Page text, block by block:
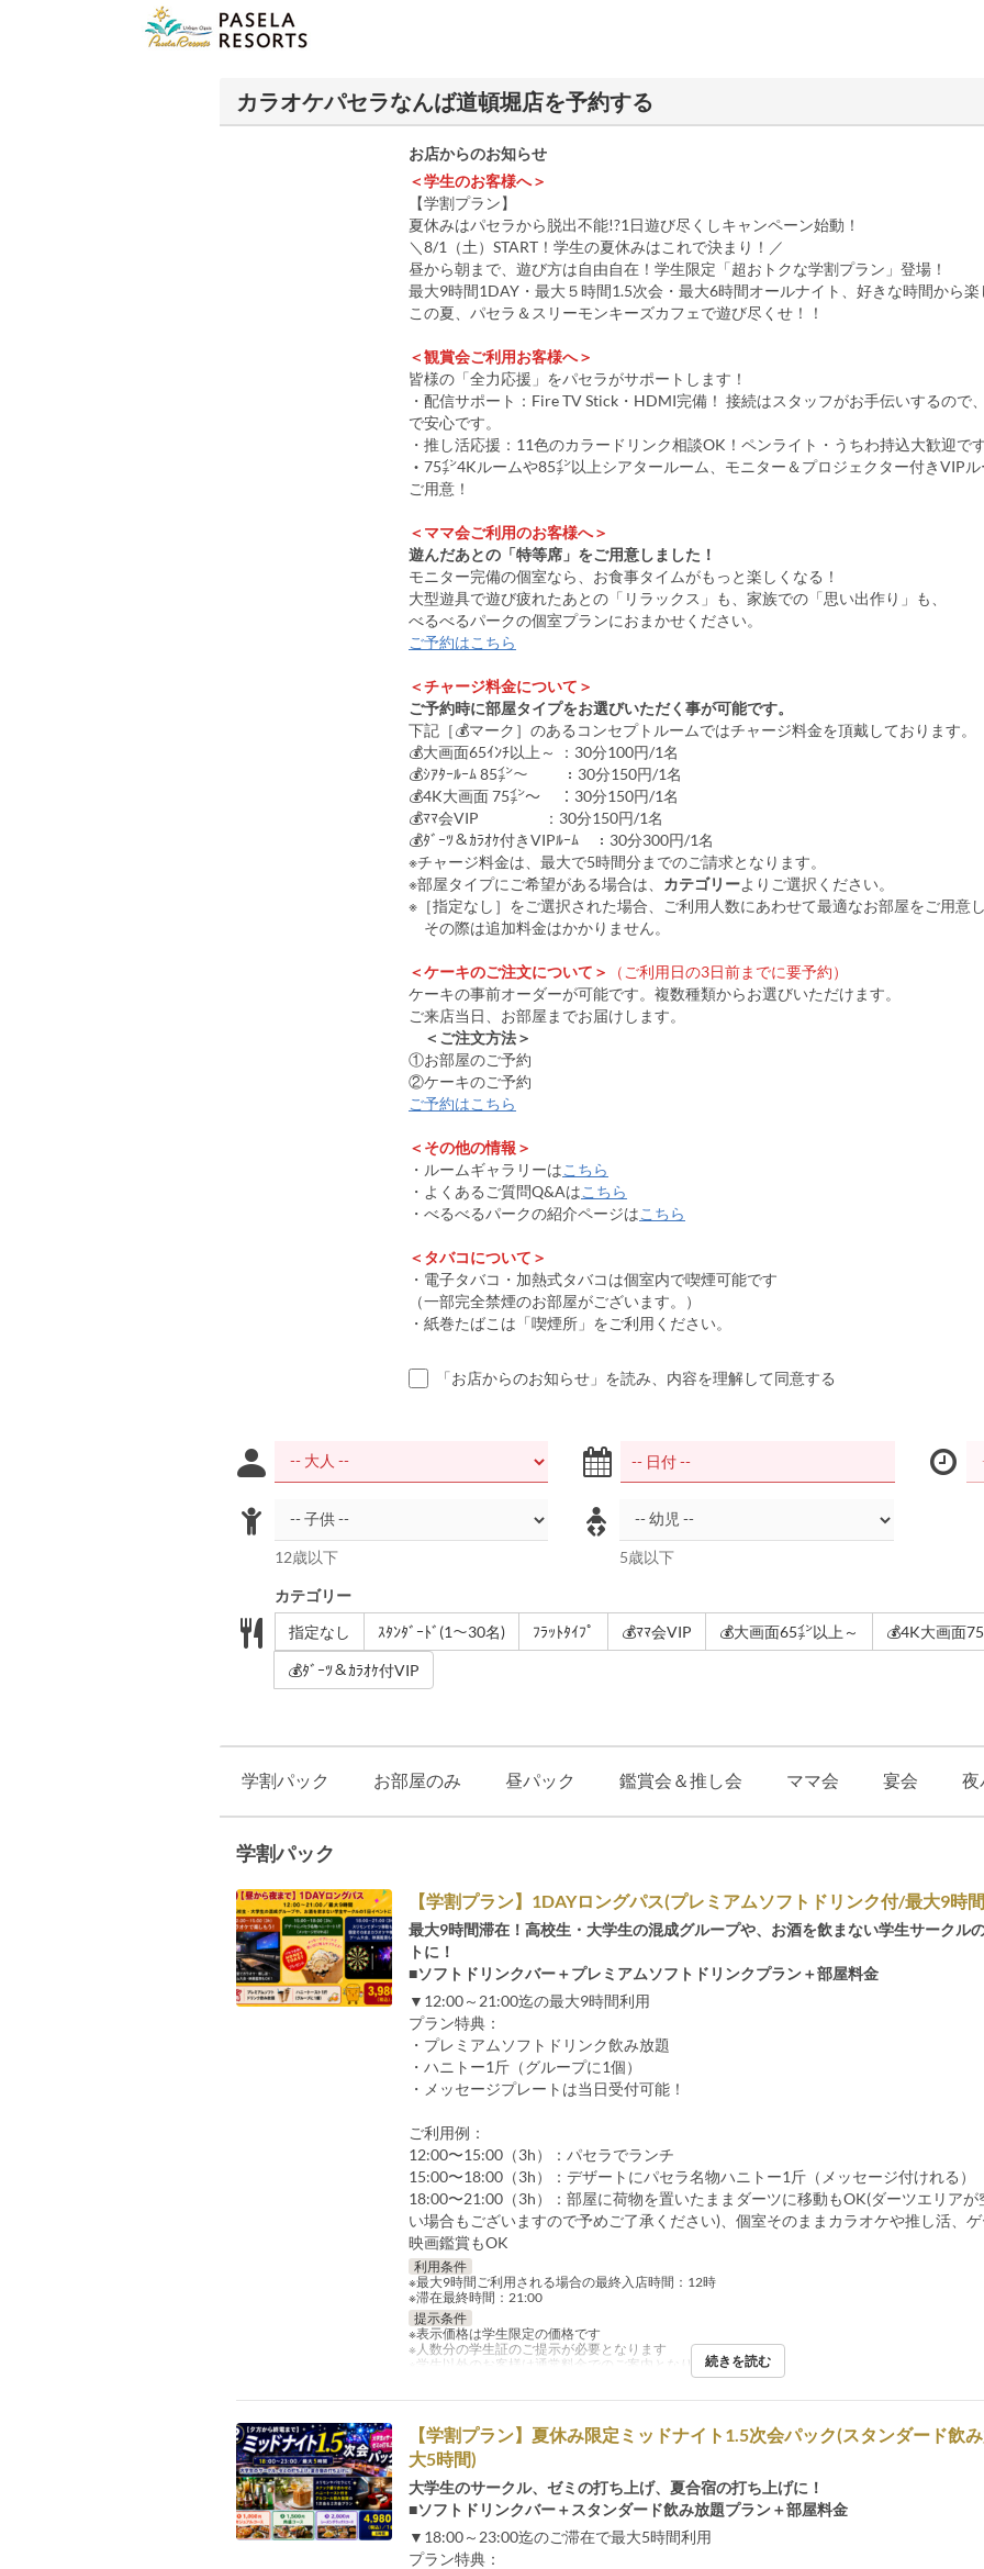
カラオケパセラなんば道頓堀店を予約する
お店からのお知らせ
＜学生のお客様へ＞
【学割プラン】
夏休みはパセラから脱出不能!?1日遊び尽くしキャンペーン始動！
＼8/1（土）START！学生の夏休みはこれで決まり！／
昼から朝まで、遊び方は自由自在！学生限定「超おトクな学割プラン」登場！
最大9時間1DAY・最大５時間1.5次会・最大6時間オールナイト、好きな時間から楽
この夏、パセラ＆スリーモンキーズカフェで遊び尽くせ！！
＜観賞会ご利用お客様へ＞
皆様の「全力応援」をパセラがサポートします！
・配信サポート：Fire TV Stick・HDMI完備！ 接続はスタッフがお手伝いするので
で安心です。
・推し活応援：11色のカラードリンク相談OK！ペンライト・うちわ持込大歓迎で
・75㌅4Kルームや85㌅以上シアタールーム、モニター＆プロジェクター付きVIP
ご用意！
＜ママ会ご利用のお客様へ＞
遊んだあとの「特等席」をご用意しました！
モニター完備の個室なら、お食事タイムがもっと楽しくなる！
大型遊具で遊び疲れたあとの「リラックス」も、家族での「思い出作り」も、
べるべるパークの個室プランにおまかせください。
ご予約はこちら
＜チャージ料金について＞
ご予約時に部屋タイプをお選びいただく事が可能です。
下記［💰マーク］のあるコンセプトルームではチャージ料金を頂戴しております。
💰大画面65ｲﾝﾁ以上～ ：30分100円/1名
💰ｼｱﾀｰﾙｰﾑ 85㌅～ ：30分150円/1名
💰4K大画面 75㌅～ ：30分150円/1名
💰ﾏﾏ会VIP ：30分150円/1名
💰ﾀﾞｰﾂ＆ｶﾗｵｹ付きVIPﾙｰﾑ ：30分300円/1名
※チャージ料金は、最大で5時間分までのご請求となります。
※部屋タイプにご希望がある場合は、 カテゴリーよりご選択ください。
※［指定なし］をご選択された場合、ご利用人数にあわせて最適なお部屋をご用意
その際は追加料金はかかりません。
＜ケーキのご注文について＞
（ご利用日の3日前までに要予約）
ケーキの事前オーダーが可能です。複数種類からお選びいただけます。
ご来店当日、お部屋までお届けします。
＜ご注文方法＞
①お部屋のご予約
②ケーキのご予約
ご予約はこちら
＜その他の情報＞
・ルームギャラリーはこちら
・よくあるご質問Q&Aはこちら
・べるべるパークの紹介ページはこちら
＜タバコについて＞
・電子タバコ・加熱式タバコは個室内で喫煙可能です
（一部完全禁煙のお部屋がございます。）
・紙巻たばこは「喫煙所」をご利用ください。
「お店からのお知らせ」を読み、内容を理解して同意する
12歳以下 5歳以下
カテゴリー
指定なし
ｽﾀﾝﾀﾞｰﾄﾞ(1～30名) ﾌﾗｯﾄﾀｲﾌﾟ 💰ﾏﾏ会VIP 💰大画面65㌅以上～ 💰4K大画面
💰ﾀﾞｰﾂ＆ｶﾗｵｹ付VIP
学割パック お部屋のみ 昼パック 鑑賞会＆推し会 ママ会 宴会 夜
学割パック
【学割プラン】1DAYロングパス(プレミアムソフトドリンク付/最大9時
最大9時間滞在！高校生・大学生の混成グループや、お酒を飲まない学生サークル
トに！
■ソフトドリンクバー＋プレミアムソフトドリンクプラン＋部屋料金
▼12:00～21:00迄の最大9時間利用
プラン特典：
・プレミアムソフトドリンク飲み放題
・ハニトー1斤（グループに1個）
・メッセージプレートは当日受付可能！
ご利用例：
12:00〜15:00（3h）：パセラでランチ
15:00〜18:00（3h）：デザートにパセラ名物ハニトー1斤（メッセージ付けれる）
18:00〜21:00（3h）：部屋に荷物を置いたままダーツに移動もOK(ダーツエリアが
い場合もございますので予めご了承ください)、個室そのままカラオケや推し活、
映画鑑賞もOK
利用条件
※最大9時間ご利用される場合の最終入店時間：12時
※滞在最終時間：21:00
提示条件
※表示価格は学生限定の価格です
※人数分の学生証のご提示が必要となります
※学生以外のお客様は通常料金でのご案内となります続きを読む
【学割プラン】夏休み限定ミッドナイト1.5次会パック(スタンダード飲
大5時間)
大学生のサークル、ゼミの打ち上げ、夏合宿の打ち上げに！
■ソフトドリンクバー＋スタンダード飲み放題プラン＋部屋料金
▼18:00～23:00迄のご滞在で最大5時間利用
プラン特典：